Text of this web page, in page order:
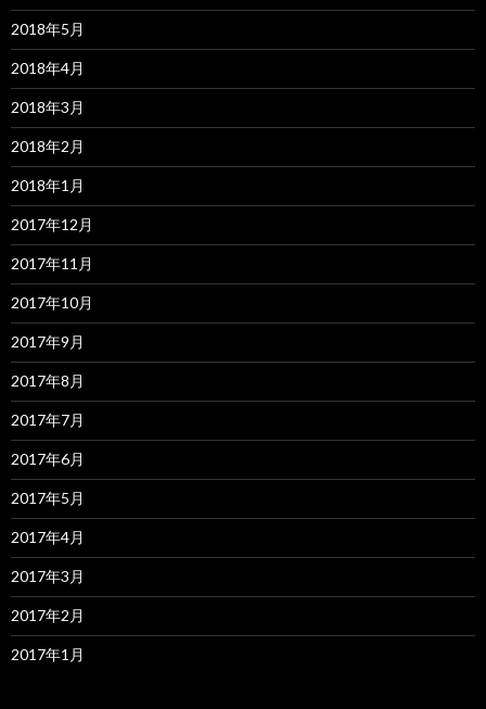
2018年5月
2018年4月
2018年3月
2018年2月
2018年1月
2017年12月
2017年11月
2017年10月
2017年9月
2017年8月
2017年7月
2017年6月
2017年5月
2017年4月
2017年3月
2017年2月
2017年1月